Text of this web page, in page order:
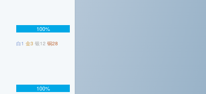
100%
白1 金3 银12 铜28
100%